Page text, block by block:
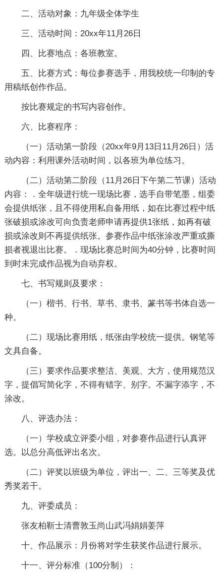
二、活动对象：九年级全体学生
三、活动时间：20xx年11月26日
四、比赛地点：各班教室。
五、比赛方式：每位参赛选手，用我校统一印制的专
用稿纸创作作品。
按比赛规定的书写内容创作。
六、比赛程序：
（一）活动第一阶段（20xx年9月13日11月26日）活
动内容：利用课外活动时间，以各班为单位练习。
（二）活动第二阶段（11月26日下午第二节课）活动
内容：．全年级进行统一现场比赛，选手自带笔墨，组委
会提供纸张，且不得使用私自备用纸，如在比赛过程中纸
张破损或涂改可向负责老师申请再提供1张纸，如再有破
损或涂改则不再提供纸张。参赛作品中纸张涂改严重或撕
损者视退出比赛。．现场比赛总时间为40分钟，比赛时间
到时未完成作品视为自动弃权。
七、书写规则及要求：
（一）楷书、行书、草书、隶书、篆书等书体自选一
种。
（二）现场比赛用纸，纸张由学校统一提供。钢笔等
文具自备。
（三）要求作品要求整洁、美观、大方，使用规范汉
字，提倡写简化字，不得有错字、别字。不漏字添字，不
涂改。
八、评选办法：
（一）学校成立评委小组，对参赛作品进行认真评
选。以总分高低评出名次。
（二）评奖以班级为单位，评出一、二、三等奖及优
秀奖若干。
九、评委成员：
张友柏靳士清曹敦玉尚山武冯娟娟姜萍
十、作品展示：月份将对学生获奖作品进行展示。
十一、评分标准（100分制）：